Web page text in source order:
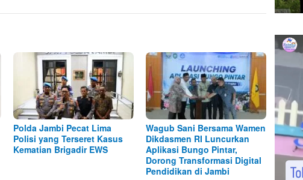
Polda Jambi Pecat Lima
Polisi yang Terseret Kasus
Kematian Brigadir EWS
Wagub Sani Bersama Wamen
Dikdasmen RI Luncurkan
Aplikasi Bungo Pintar,
Dorong Transformasi Digital
Pendidikan di Jambi